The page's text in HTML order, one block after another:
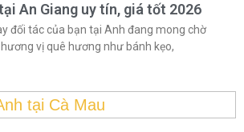
An Giang uy tín, giá tốt 2026
đối tác của bạn tại Anh đang mong chờ
vị quê hương như bánh kẹo,